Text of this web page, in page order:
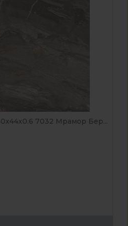
7032 Мрамор Бер...